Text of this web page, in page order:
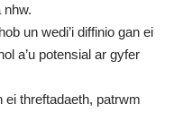
un wedi’i diffinio gan ei
a’u potensial ar gyfer
ei threftadaeth, patrwm